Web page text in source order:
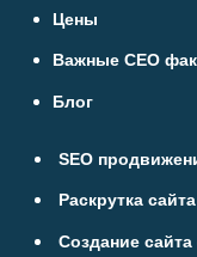
SEO
Раскрутка сайта
Создание сайта
Цены
Важные СЕО
Блог